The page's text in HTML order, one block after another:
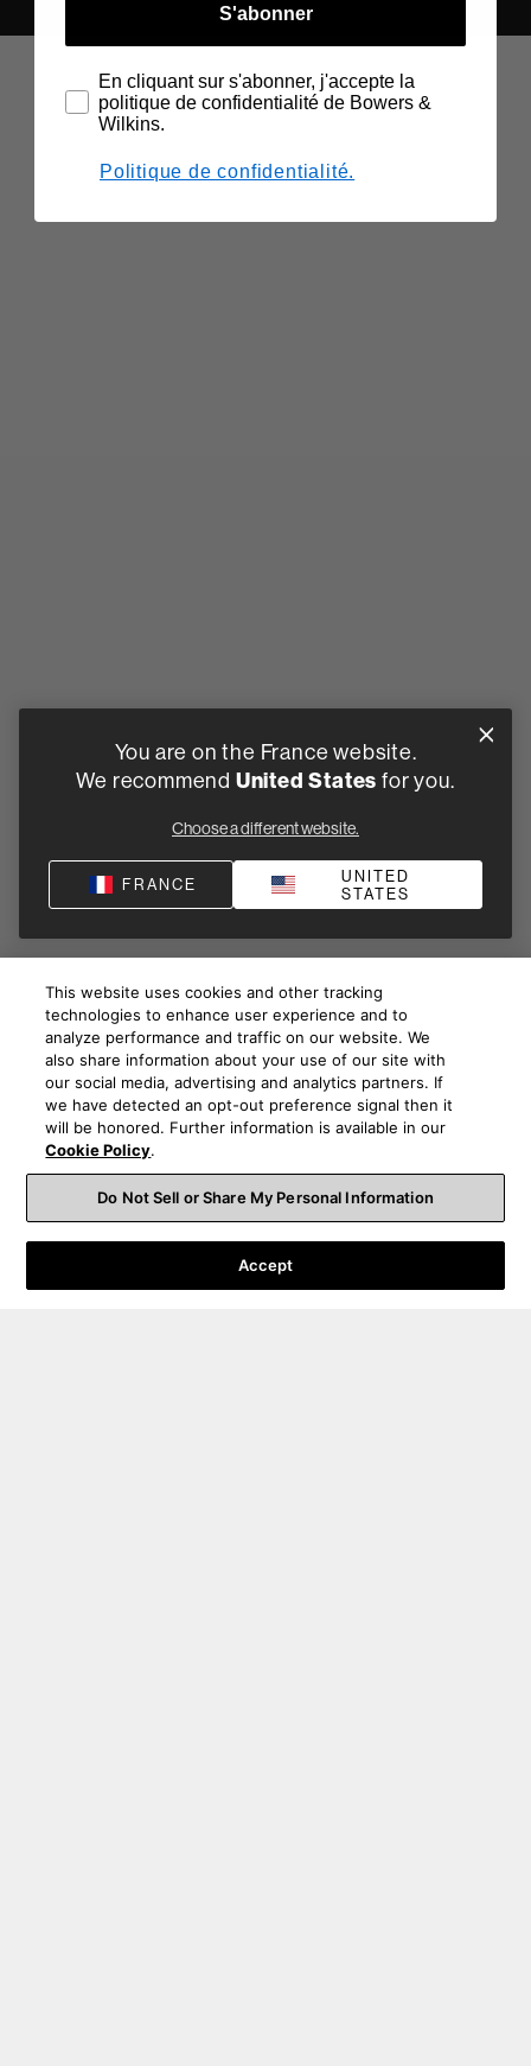
You are on the France website.
We recommend United States for you.
Choose a different website.
FRANCE
UNITED
STATES
This website uses cookies and other tracking
technologies to enhance user experience and to
analyze performance and traffic on our website. We
also share information about your use of our site with
our social media, advertising and analytics partners. If
we have detected an opt-out preference signal then it
will be honored. Further information is available in our
Cookie Policy.
Do Not Sell or Share My Personal Information
Accept
S'abonner
En cliquant sur s'abonner, j'accepte la
politique de confidentialité de Bowers &
Wilkins.
Politique de confidentialité.